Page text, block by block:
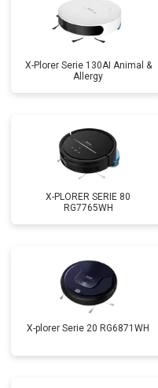
X-Plorer Serie 130AI Animal &
Allergy
X-PLORER SERIE 80
RG7765WH
X-plorer Serie 20 RG6871WH